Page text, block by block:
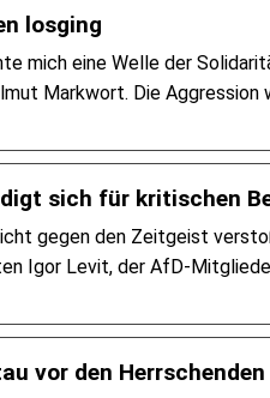
losging
mich eine Welle der
Markwort. Die
sich für kritischen
gegen den Zeitgeist
Igor Levit, der AfD-
vor den Herrschenden